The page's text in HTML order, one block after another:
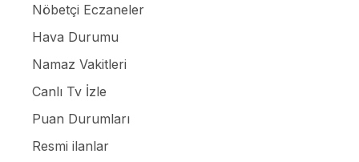
Nöbetçi Eczaneler
Hava Durumu
Namaz Vakitleri
Canlı Tv İzle
Puan Durumları
Resmi ilanlar